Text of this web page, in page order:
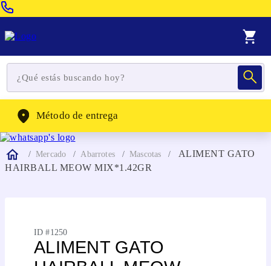
WhatsApp: (302) 262-4104
Método de entrega
Mercado Abarrotes Mascotas
ALIMENT GATO
HAIRBALL MEOW MIX*1.42GR
ID #1250
ALIMENT GATO